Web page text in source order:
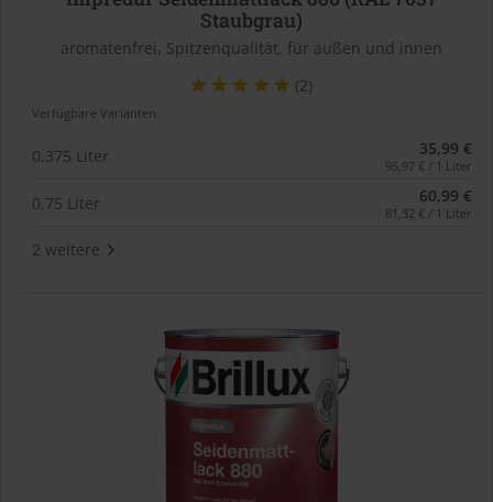
Staubgrau)
aromatenfrei, Spitzenqualität, für außen und innen
(2)
Verfügbare Varianten
0,375 Liter 35,99 €
95,97 € / 1 Liter
0,75 Liter 60,99 €
81,32 € / 1 Liter
2 weitere